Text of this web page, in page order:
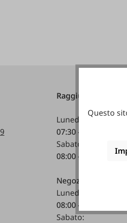
Raggiungibile
Lunedì - venerdì:
07:30 - 17.00
Sabato:
08:00 - 12:00
Negozio
Lunedì - venerdì:
08:00 - 17:00
Sabato:
Questo